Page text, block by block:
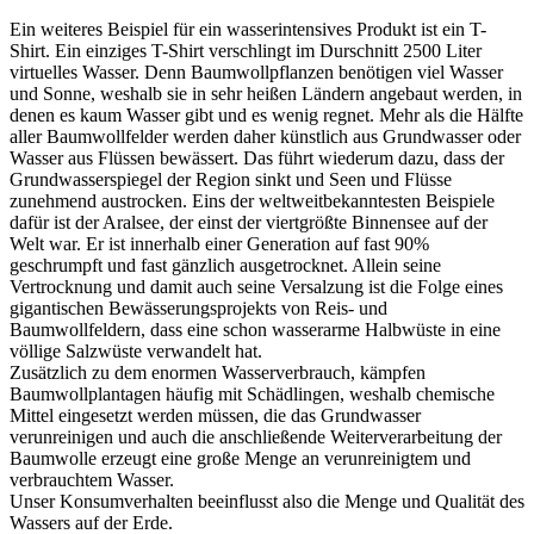
Ein weiteres Beispiel für ein wasserintensives Produkt ist ein T-
Shirt. Ein einziges T-Shirt verschlingt im Durschnitt 2500 Liter
virtuelles Wasser. Denn Baumwollpflanzen benötigen viel Wasser
und Sonne, weshalb sie in sehr heißen Ländern angebaut werden, in
denen es kaum Wasser gibt und es wenig regnet. Mehr als die Hälfte
aller Baumwollfelder werden daher künstlich aus Grundwasser oder
Wasser aus Flüssen bewässert. Das führt wiederum dazu, dass der
Grundwasserspiegel der Region sinkt und Seen und Flüsse
zunehmend austrocken. Eins der weltweitbekanntesten Beispiele
dafür ist der Aralsee, der einst der viertgrößte Binnensee auf der
Welt war. Er ist innerhalb einer Generation auf fast 90%
geschrumpft und fast gänzlich ausgetrocknet. Allein seine
Vertrocknung und damit auch seine Versalzung ist die Folge eines
gigantischen Bewässerungsprojekts von Reis- und
Baumwollfeldern, dass eine schon wasserarme Halbwüste in eine
völlige Salzwüste verwandelt hat.
Zusätzlich zu dem enormen Wasserverbrauch, kämpfen
Baumwollplantagen häufig mit Schädlingen, weshalb chemische
Mittel eingesetzt werden müssen, die das Grundwasser
verunreinigen und auch die anschließende Weiterverarbeitung der
Baumwolle erzeugt eine große Menge an verunreinigtem und
verbrauchtem Wasser.
Unser Konsumverhalten beeinflusst also die Menge und Qualität des
Wassers auf der Erde.